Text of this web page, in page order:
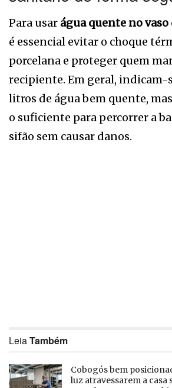
Para usar água quente no vaso
é essencial evitar o choque
porcelana e proteger quem
recipiente. Em geral, indicam-
litros de água bem quente,
o suficiente para percorrer a
sifão sem causar danos.
LeiaTambém
Cobogós bem
luz atravessarem a casa